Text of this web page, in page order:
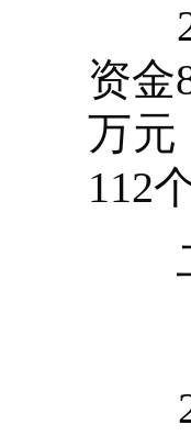
资金
万元
112
二
（